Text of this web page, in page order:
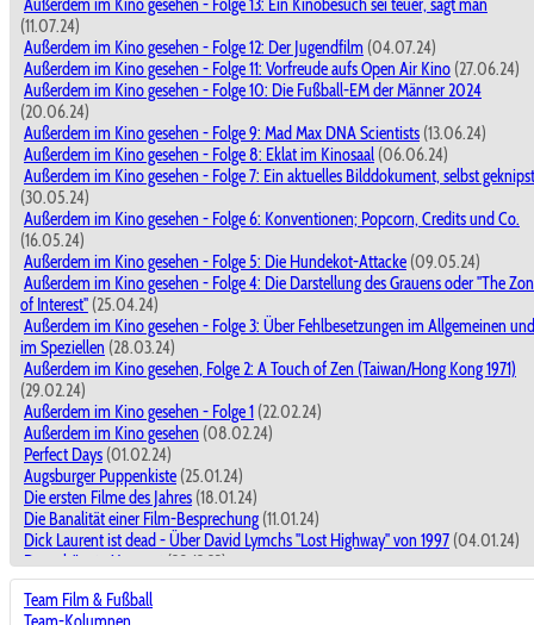
Außerdem im Kino gesehen - Folge 13: Ein Kinobesuch sei teuer, sagt man
(11.07.24)
Außerdem im Kino gesehen - Folge 12: Der Jugendfilm (04.07.24)
Außerdem im Kino gesehen - Folge 11: Vorfreude aufs Open Air Kino (27.06.24)
Außerdem im Kino gesehen - Folge 10: Die Fußball-EM der Männer 2024
(20.06.24)
Außerdem im Kino gesehen - Folge 9: Mad Max DNA Scientists (13.06.24)
Außerdem im Kino gesehen - Folge 8: Eklat im Kinosaal (06.06.24)
Außerdem im Kino gesehen - Folge 7: Ein aktuelles Bilddokument, selbst geknipst
(30.05.24)
Außerdem im Kino gesehen - Folge 6: Konventionen; Popcorn, Credits und Co.
(16.05.24)
Außerdem im Kino gesehen - Folge 5: Die Hundekot-Attacke (09.05.24)
Außerdem im Kino gesehen - Folge 4: Die Darstellung des Grauens oder "The
of Interest" (25.04.24)
Außerdem im Kino gesehen - Folge 3: Über Fehlbesetzungen im Allgemeinen und
im Speziellen (28.03.24)
Außerdem im Kino gesehen, Folge 2: A Touch of Zen (Taiwan/Hong Kong 1971)
(29.02.24)
Außerdem im Kino gesehen - Folge 1 (22.02.24)
Außerdem im Kino gesehen (08.02.24)
Perfect Days (01.02.24)
Augsburger Puppenkiste (25.01.24)
Die ersten Filme des Jahres (18.01.24)
Die Banalität einer Film-Besprechung (11.01.24)
Dick Laurent ist dead - Über David Lymchs "Lost Highway" von 1997 (04.01.24)
Der schönste Moment(28.12.23)
Dick Laurent ist dead - Über David Lymchs "Lost Highway" von 1997(28.12.23)
Filme miteinander vergleichen ?
Team Film & Fußball